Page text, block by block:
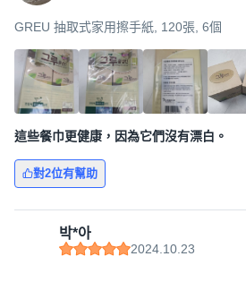
GREU 抽取式家用擦手紙, 120張, 6個
這些餐巾更健康，因為它們沒有漂白。
對2位有幫助
박*아
2024.10.23